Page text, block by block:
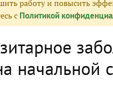
работу и повысить
с Политикой
начальной